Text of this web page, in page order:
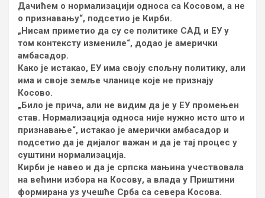
Дачићем о нормализацији односа са Косовом, а не
о признавању“, подсетио је Кирби.
„Нисам приметио да су се политике САД и ЕУ у
том контексту измениле“, додао је амерички
амбасадор.
Како је истакао, ЕУ има своју спољну политику, али
има и своје земље чланице које не признају
Косово.
„Било је прича, али не видим да је у ЕУ промењен
став. Нормализација односа није нужно исто што и
признавање“, истакао је амерички амбасадор и
подсетио да је дијалог важан и да је тај процес у
суштини нормализација.
Кирби је навео и да је српска мањина учествовала
на већини избора на Косову, а влада у Приштини
формирана уз учешће Срба са севера Косова.